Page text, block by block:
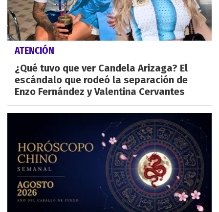
ATENCIÓN
¿Qué tuvo que ver Candela Arizaga? El
escándalo que rodeó la separación de
Enzo Fernández y Valentina Cervantes